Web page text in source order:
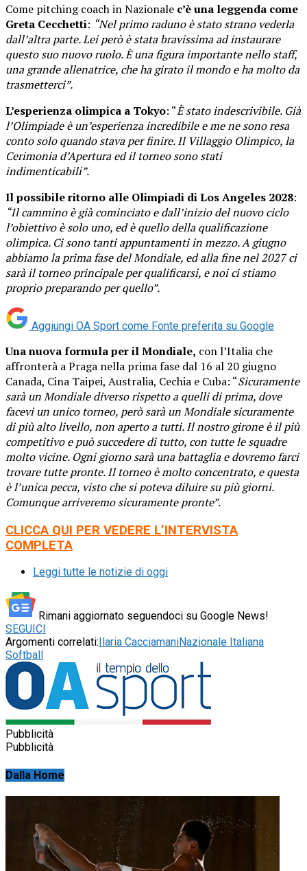
Come pitching coach in Nazionale c’è una leggenda come
Greta Cecchetti: “Nel primo raduno è stato strano vederla
dall’altra parte. Lei però è stata bravissima ad instaurare
questo suo nuovo ruolo. È una figura importante nello staff,
una grande allenatrice, che ha girato il mondo e ha molto da
trasmetterci”.
L’esperienza olimpica a Tokyo: “È stato indescrivibile. Già
l’Olimpiade è un’esperienza incredibile e me ne sono resa
conto solo quando stava per finire. Il Villaggio Olimpico, la
Cerimonia d’Apertura ed il torneo sono stati
indimenticabili”.
Il possibile ritorno alle Olimpiadi di Los Angeles 2028:
“Il cammino è già cominciato e dall’inizio del nuovo ciclo
l’obiettivo è solo uno, ed è quello della qualificazione
olimpica. Ci sono tanti appuntamenti in mezzo. A giugno
abbiamo la prima fase del Mondiale, ed alla fine nel 2027 ci
sarà il torneo principale per qualificarsi, e noi ci stiamo
proprio preparando per quello”.
Aggiungi OA Sport come Fonte preferita su Google
Una nuova formula per il Mondiale, con l’Italia che
affronterà a Praga nella prima fase dal 16 al 20 giugno
Canada, Cina Taipei, Australia, Cechia e Cuba: “Sicuramente
sarà un Mondiale diverso rispetto a quelli di prima, dove
facevi un unico torneo, però sarà un Mondiale sicuramente
di più alto livello, non aperto a tutti. Il nostro girone è il più
competitivo e può succedere di tutto, con tutte le squadre
molto vicine. Ogni giorno sarà una battaglia e dovremo farci
trovare tutte pronte. Il torneo è molto concentrato, e questa
è l’unica pecca, visto che si poteva diluire su più giorni.
Comunque arriveremo sicuramente pronte”.
CLICCA QUI PER VEDERE L’INTERVISTA
COMPLETA
Leggi tutte le notizie di oggi
Rimani aggiornato seguendoci su Google News!
SEGUICI
Argomenti correlati: Ilaria CacciamaniNazionale Italiana
Softball
Pubblicità
Pubblicità
Dalla Home